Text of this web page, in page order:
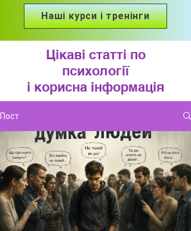
Наші курси і тренінги
Цікаві статті по
психології
і корисна інформація
Пост